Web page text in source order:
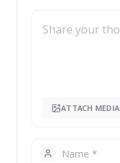
ATTACH MEDIA